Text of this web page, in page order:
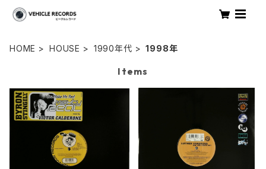
HOME HOUSE 1990年代 1998年
Items